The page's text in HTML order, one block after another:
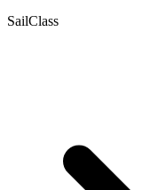
SailClass